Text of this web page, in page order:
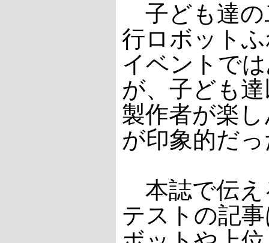
子ども達の
行ロボット
イベントで
が、子ども
製作者が楽
が印象的だ
本誌で伝え
テストの記